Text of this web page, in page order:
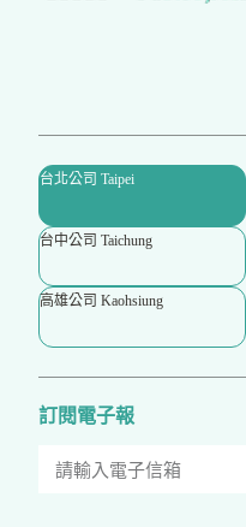
台北公司 Taipei
台中公司 Taichung
高雄公司 Kaohsiung
訂閱電子報